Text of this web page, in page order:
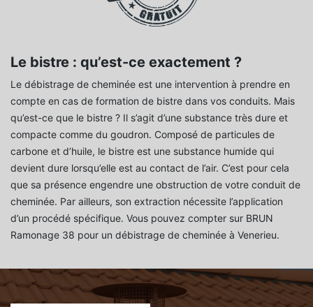
Le bistre : qu’est-ce exactement ?
Le débistrage de cheminée est une intervention à prendre en
compte en cas de formation de bistre dans vos conduits. Mais
qu’est-ce que le bistre ? Il s’agit d’une substance très dure et
compacte comme du goudron. Composé de particules de
carbone et d’huile, le bistre est une substance humide qui
devient dure lorsqu’elle est au contact de l’air. C’est pour cela
que sa présence engendre une obstruction de votre conduit de
cheminée. Par ailleurs, son extraction nécessite l’application
d’un procédé spécifique. Vous pouvez compter sur BRUN
Ramonage 38 pour un débistrage de cheminée à Venerieu.